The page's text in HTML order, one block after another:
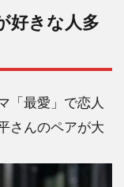
好きな人多
「最愛」で恋人
さんのペアが大